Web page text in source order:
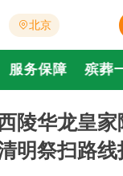
北京
服务保障 殡葬
陵华龙皇
明祭扫路线